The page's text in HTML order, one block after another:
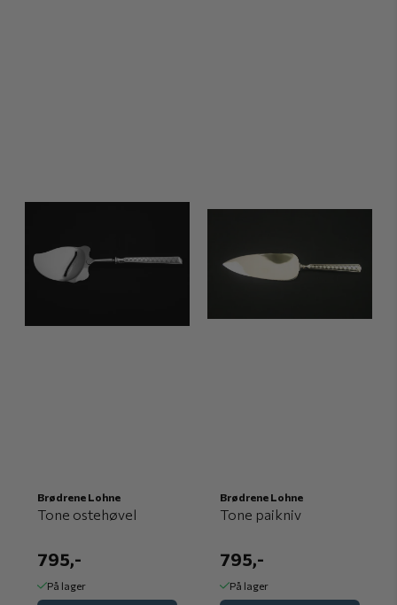
Brødrene Lohne
Tone ostehøvel
795,-
På lager
Brødrene Lohne
Tone paikniv
795,-
På lager